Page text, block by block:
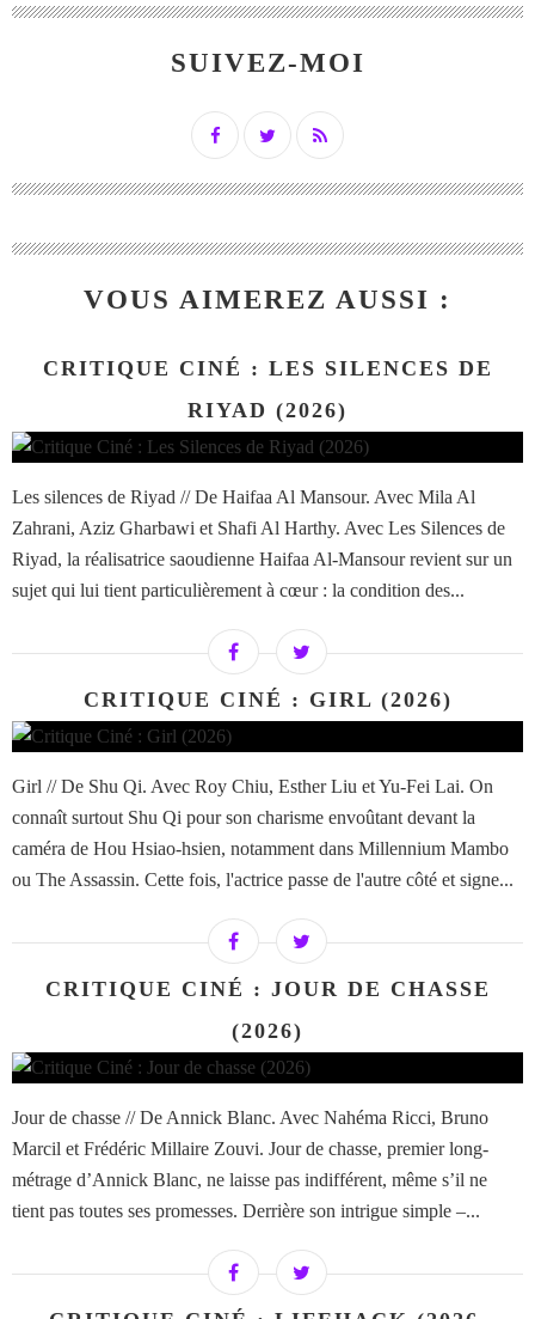
SUIVEZ-MOI
VOUS AIMEREZ AUSSI :
CRITIQUE CINÉ : LES SILENCES DE
RIYAD (2026)
Les silences de Riyad // De Haifaa Al Mansour. Avec Mila Al
Zahrani, Aziz Gharbawi et Shafi Al Harthy. Avec Les Silences de
Riyad, la réalisatrice saoudienne Haifaa Al-Mansour revient sur un
sujet qui lui tient particulièrement à cœur : la condition des...
CRITIQUE CINÉ : GIRL (2026)
Girl // De Shu Qi. Avec Roy Chiu, Esther Liu et Yu-Fei Lai. On
connaît surtout Shu Qi pour son charisme envoûtant devant la
caméra de Hou Hsiao-hsien, notamment dans Millennium Mambo
ou The Assassin. Cette fois, l'actrice passe de l'autre côté et signe...
CRITIQUE CINÉ : JOUR DE CHASSE
(2026)
Jour de chasse // De Annick Blanc. Avec Nahéma Ricci, Bruno
Marcil et Frédéric Millaire Zouvi. Jour de chasse, premier long-
métrage d’Annick Blanc, ne laisse pas indifférent, même s’il ne
tient pas toutes ses promesses. Derrière son intrigue simple –...